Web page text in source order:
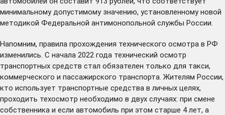
минимальному допустимому значению, установленному новой
методикой Федеральной антимонопольной службы России.
Напомним, правила прохождения технического осмотра в РФ
изменились. С начала 2022 года технический осмотр
транспортных средств стал обязателен только для такси,
коммерческого и пассажирского транспорта. Жителям России,
кто использует транспортные средства в личных целях,
проходить техосмотр необходимо в двух случаях: при смене
собственника и если автомобиль при этом старше 4 лет, а